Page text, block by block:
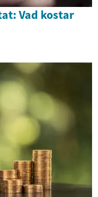
Vad kostar